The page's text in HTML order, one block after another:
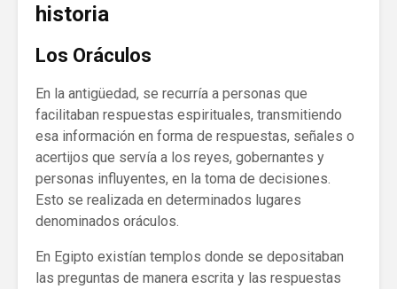
historia
Los Oráculos
En la antigüedad, se recurría a personas que
facilitaban respuestas espirituales, transmitiendo
esa información en forma de respuestas, señales o
acertijos que servía a los reyes, gobernantes y
personas influyentes, en la toma de decisiones.
Esto se realizada en determinados lugares
denominados oráculos.
En Egipto existían templos donde se depositaban
las preguntas de manera escrita y las respuestas